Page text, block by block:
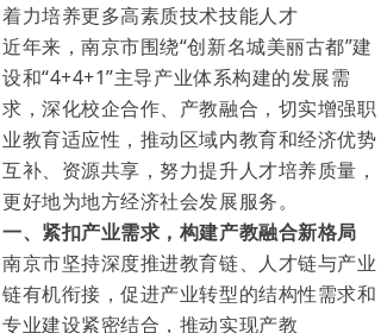
着力培养更多高素质技术技能人才
近年来，南京市围绕“创新名城美丽古都”建
设和“4+4+1”主导产业体系构建的发展需
求，深化校企合作、产教融合，切实增强职
业教育适应性，推动区域内教育和经济优势
互补、资源共享，努力提升人才培养质量，
更好地为地方经济社会发展服务。
一、紧扣产业需求，构建产教融合新格局
南京市坚持深度推进教育链、人才链与产业
链有机衔接，促进产业转型的结构性需求和
专业建设紧密结合，推动实现产教